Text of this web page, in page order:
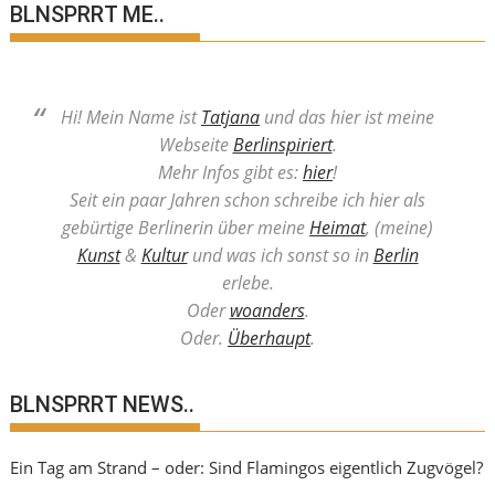
BLNSPRRT ME..
Hi! Mein Name istTatjana und das hier ist meine
WebseiteBerlinspiriert.
Mehr Infos gibt es:hier!
Seit ein paar Jahren schon schreibe ich hier als
gebürtige Berlinerin über meineHeimat, (meine)
Kunst& Kulturund was ich sonst so inBerlin
erlebe.
Oderwoanders.
Oder. Überhaupt.
BLNSPRRT NEWS..
Ein Tag am Strand – oder: Sind Flamingos eigentlich Zugvögel?